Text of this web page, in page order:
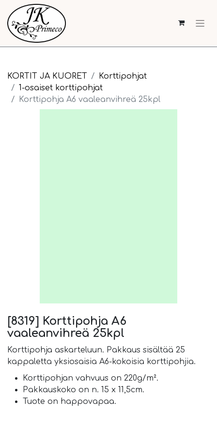
KORTIT JA KUORET
Korttipohjat
1-osaiset korttipohjat
Korttipohja A6 vaaleanvihreä 25kpl
[8319] Korttipohja A6
vaaleanvihreä 25kpl
Korttipohja askarteluun. Pakkaus sisältää 25
kappaletta yksiosaisia A6-kokoisia korttipohjia.
Korttipohjan vahvuus on 220g/m².
Pakkauskoko on n. 15 x 11,5cm.
Tuote on happovapaa.